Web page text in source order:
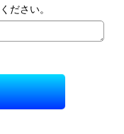
ださい。